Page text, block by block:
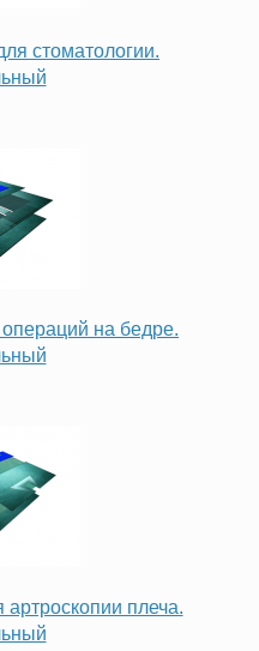
стоматологии.
на бедре.
плеча.